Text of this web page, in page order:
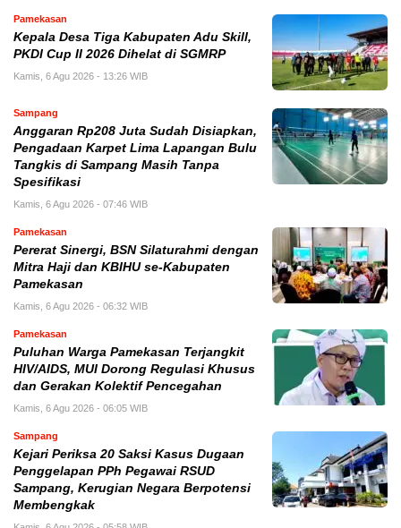
Pamekasan
Kepala Desa Tiga Kabupaten Adu Skill,
PKDI Cup II 2026 Dihelat di SGMRP
Kamis, 6 Agu 2026 - 13:26 WIB
Sampang
Anggaran Rp208 Juta Sudah Disiapkan,
Pengadaan Karpet Lima Lapangan Bulu
Tangkis di Sampang Masih Tanpa
Spesifikasi
Kamis, 6 Agu 2026 - 07:46 WIB
Pamekasan
Pererat Sinergi, BSN Silaturahmi dengan
Mitra Haji dan KBIHU se-Kabupaten
Pamekasan
Kamis, 6 Agu 2026 - 06:32 WIB
Pamekasan
Puluhan Warga Pamekasan Terjangkit
HIV/AIDS, MUI Dorong Regulasi Khusus
dan Gerakan Kolektif Pencegahan
Kamis, 6 Agu 2026 - 06:05 WIB
Sampang
Kejari Periksa 20 Saksi Kasus Dugaan
Penggelapan PPh Pegawai RSUD
Sampang, Kerugian Negara Berpotensi
Membengkak